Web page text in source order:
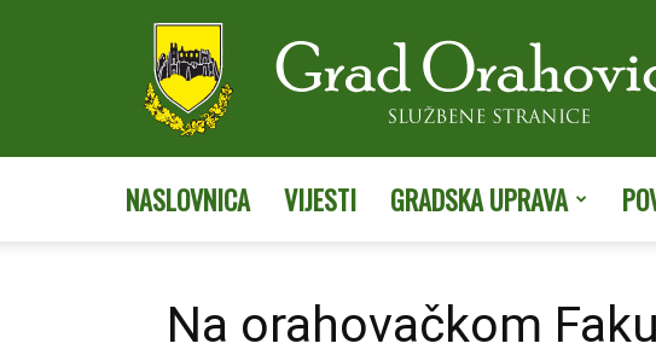
NASLOVNICA VIJESTI GRADSKA UPRAVA
Na orahovačkom